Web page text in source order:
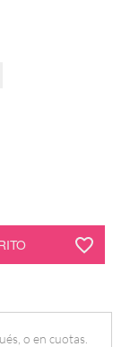
o en cuotas.